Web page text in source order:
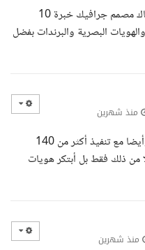
السلام عليكم اهلا بيك يا اخي الكريم معاك مصمم جرافيك خبرة 10
البصرية والبرندات بفضل
منذ شهرين
كما ترى من تصاميمي المرفقة بالأسفل ، وأيضا مع تنفيذ أكثر من 140
بدلا من ذلك فقط بل أبتكر هويات
منذ شهرين